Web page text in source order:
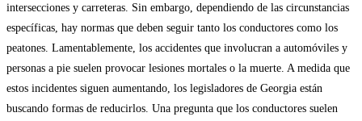
entrada:
intersecciones y carreteras. Sin embargo, dependiendo de las circunstancias
específicas, hay normas que deben seguir tanto los conductores como los
peatones. Lamentablemente, los accidentes que involucran a automóviles y
personas a pie suelen provocar lesiones mortales o la muerte. A medida que
estos incidentes siguen aumentando, los legisladores de Georgia están
buscando formas de reducirlos. Una pregunta que los conductores suelen